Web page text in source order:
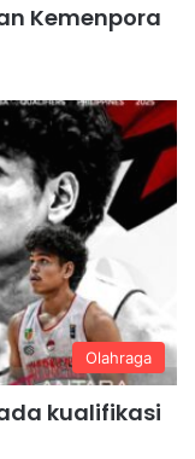
Kemenpora
Olahraga
kualifikasi